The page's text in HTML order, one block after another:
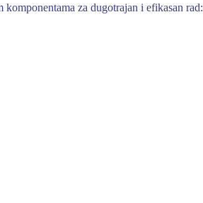
za dugotrajan i efikasan rad: